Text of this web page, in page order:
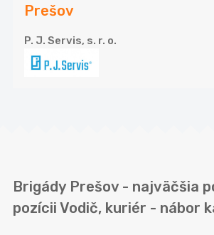
Prešov
P. J. Servis, s. r. o.
Brigády Prešov - najväčšia
pozícii Vodič, kuriér - nábor